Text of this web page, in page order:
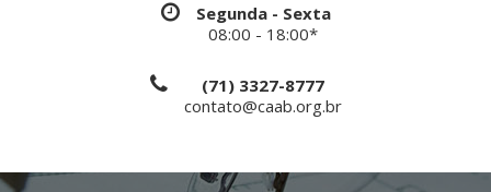
Segunda - Sexta
08:00 - 18:00*
(71) 3327-8777
contato@caab.org.br